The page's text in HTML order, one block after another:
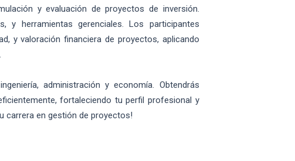
y evaluación de proyectos de inversión.
y herramientas gerenciales. Los participantes
y valoración financiera de proyectos, aplicando
administración y economía. Obtendrás
fortaleciendo tu perfil profesional y
carrera en gestión de proyectos!